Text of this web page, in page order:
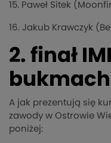
15. Paweł Sitek
16. Jakub Krawczyk
2. finał
A jak prezentują się
zawody w Ostrowie
poniżej: